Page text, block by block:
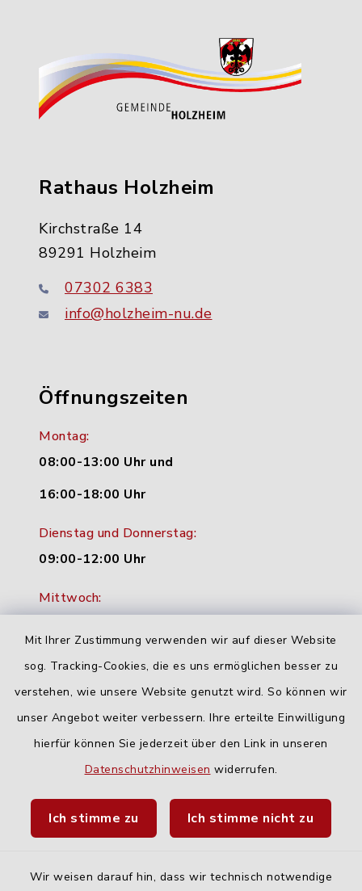
Mit Ihrer Zustimmung verwenden wir auf dieser Website
sog. Tracking-Cookies, die es uns ermöglichen besser zu
verstehen, wie unsere Website genutzt wird. So können wir
unser Angebot weiter verbessern. Ihre erteilte Einwilligung
hierfür können Sie jederzeit über den Link in unseren
Datenschutzhinweisen widerrufen.
Ich stimme zu Ich stimme nicht zu
Wir weisen darauf hin, dass wir technisch notwendige
Rathaus Holzheim
Kirchstraße 14
89291 Holzheim
07302 6383
info@holzheim-nu.de
Öffnungszeiten
Montag:
08:00-13:00 Uhr und
16:00-18:00 Uhr
Dienstag und Donnerstag:
09:00-12:00 Uhr
Mittwoch:
Freitag:
geschlossen
Quicklinks
Fahrplanauskunft DING